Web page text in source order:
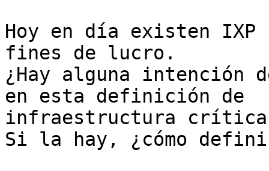
Hoy en día existen
fines de lucro.
¿Hay alguna intención
en esta definición de
infraestructura
Si la hay, ¿cómo